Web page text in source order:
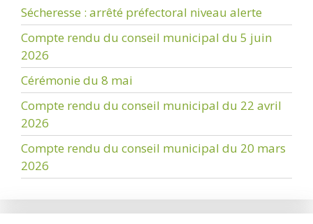
Sécheresse : arrêté préfectoral niveau alerte
Compte rendu du conseil municipal du 5 juin
2026
Cérémonie du 8 mai
Compte rendu du conseil municipal du 22 avril
2026
Compte rendu du conseil municipal du 20 mars
2026